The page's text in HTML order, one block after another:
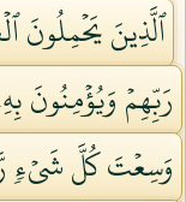
ٱلَّذِينَ يَحۡمِلُونَ
رَبِّهِمۡ وَيُؤۡمِنُونَ
وَسِعۡتَ كُلَّ شَيۡءٖ